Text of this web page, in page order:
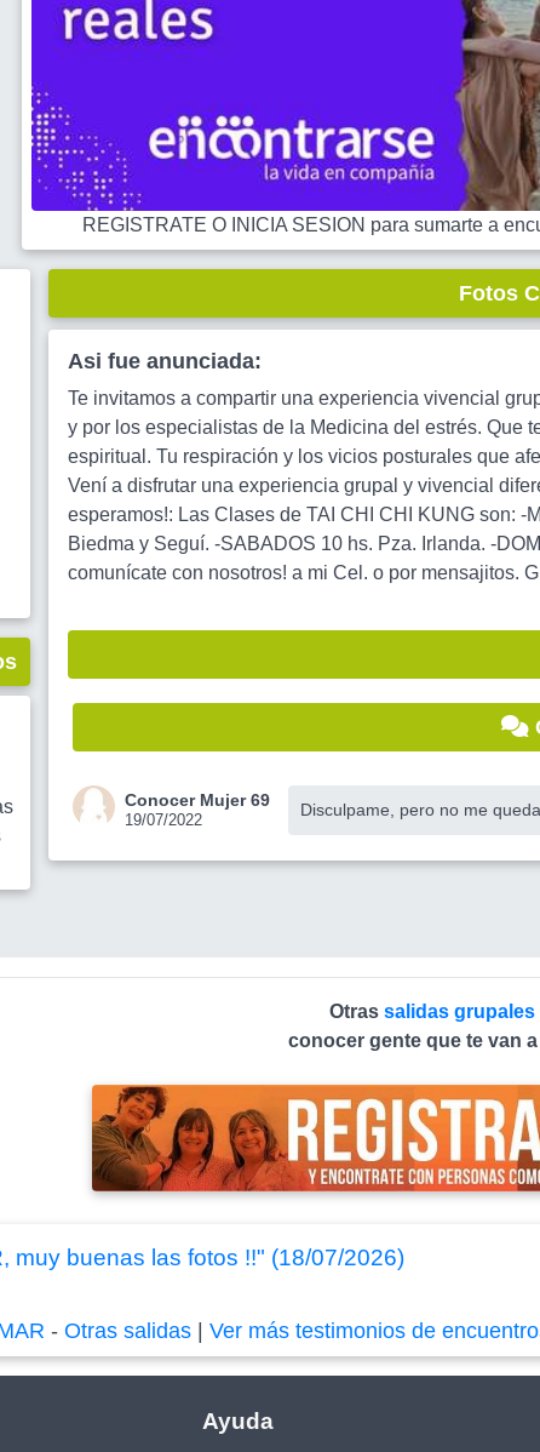
REGISTRATE O INICIA SESION para sumarte a
Fotos
Asi fue anunciada:
Te invitamos a compartir una experiencia vivencial
y por los especialistas de la Medicina del estrés. Que
espiritual. Tu respiración y los vicios posturales que
Vení a disfrutar una experiencia grupal y vivencial
esperamos!: Las Clases de TAI CHI CHI KUNG son:
Biedma y Seguí. -SABADOS 10 hs. Pza. Irlanda. -
comunícate con nosotros! a mi Cel. o por mensajitos.
Conocer Mujer 69
19/07/2022
Disculpame, pero no me
Otras salidas grupales
conocer gente que te van
muy buenas las fotos !!" (18/07/2026)
-Otras salidas |Ver más testimonios de
Ayuda